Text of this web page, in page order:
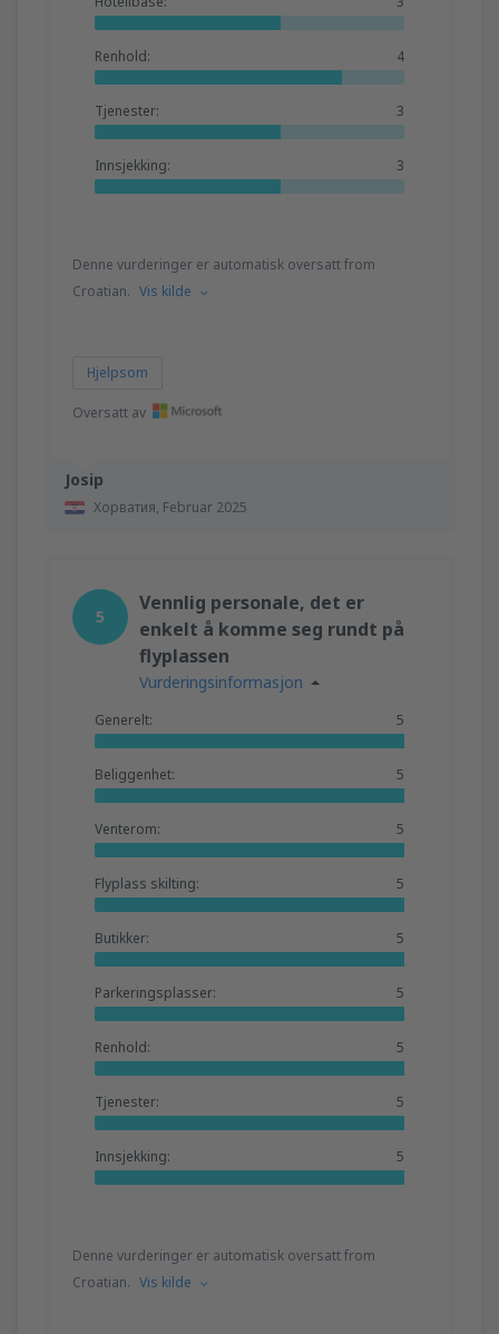
Josip
Хорватия, Februar 2025
Renhold: 4
Tjenester: 3
Innsjekking: 3
Denne vurderinger er automatisk oversatt from
Croatian. Vis kilde
Hjelpsom
Oversatt av
5
Vennlig personale, det er
enkelt å komme seg rundt på
flyplassen
Vurderingsinformasjon
Generelt: 5
Beliggenhet: 5
Venterom: 5
Flyplass skilting: 5
Butikker: 5
Parkeringsplasser: 5
Renhold: 5
Tjenester: 5
Innsjekking: 5
Denne vurderinger er automatisk oversatt from
Croatian. Vis kilde